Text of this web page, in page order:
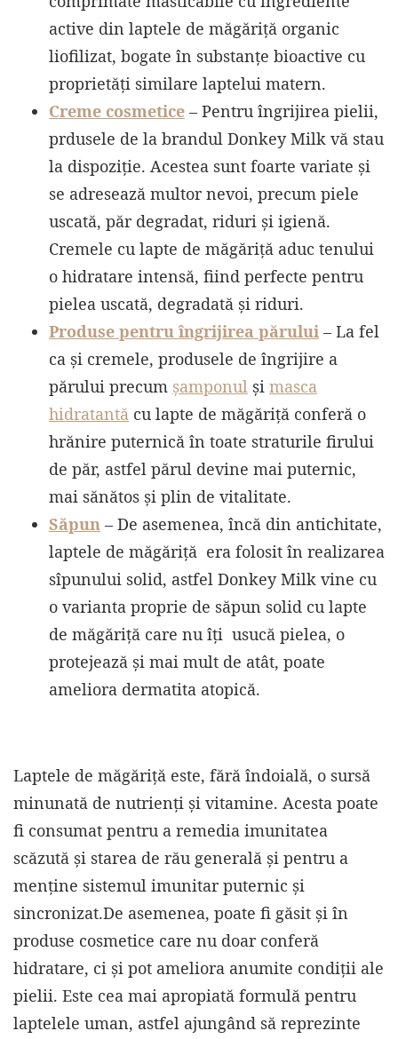
active din laptele de măgăriță organic
liofilizat, bogate în substanțe bioactive cu
proprietăți similare laptelui matern.
Creme cosmetice – Pentru îngrijirea pielii,
prdusele de la brandul Donkey Milk vă stau
la dispoziție. Acestea sunt foarte variate și
se adresează multor nevoi, precum piele
uscată, păr degradat, riduri și igienă.
Cremele cu lapte de măgăriță aduc tenului
o hidratare intensă, fiind perfecte pentru
pielea uscată, degradată și riduri.
Produse pentru îngrijirea părului – La fel
ca și cremele, produsele de îngrijire a
părului precum șamponul și masca
hidratantă cu lapte de măgăriță conferă o
hrănire puternică în toate straturile firului
de păr, astfel părul devine mai puternic,
mai sănătos și plin de vitalitate.
Săpun – De asemenea, încă din antichitate,
laptele de măgăriță era folosit în realizarea
sîpunului solid, astfel Donkey Milk vine cu
o varianta proprie de săpun solid cu lapte
de măgăriță care nu îți usucă pielea, o
protejează și mai mult de atât, poate
ameliora dermatita atopică.
Laptele de măgăriță este, fără îndoială, o sursă
minunată de nutrienți și vitamine. Acesta poate
fi consumat pentru a remedia imunitatea
scăzută și starea de rău generală și pentru a
menține sistemul imunitar puternic și
sincronizat.De asemenea, poate fi găsit și în
produse cosmetice care nu doar conferă
hidratare, ci și pot ameliora anumite condiții ale
pielii. Este cea mai apropiată formulă pentru
laptelele uman, astfel ajungând să reprezinte